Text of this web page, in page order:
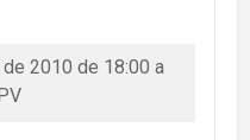
2010 de 18:00 a